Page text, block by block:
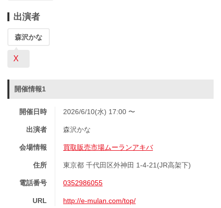
出演者
森沢かな
X
開催情報1
開催日時 2026/6/10(水) 17:00 〜
出演者 森沢かな
会場情報 買取販売市場ムーランアキバ
住所 東京都 千代田区外神田 1-4-21(JR高架下)
電話番号 0352986055
URL http://e-mulan.com/top/